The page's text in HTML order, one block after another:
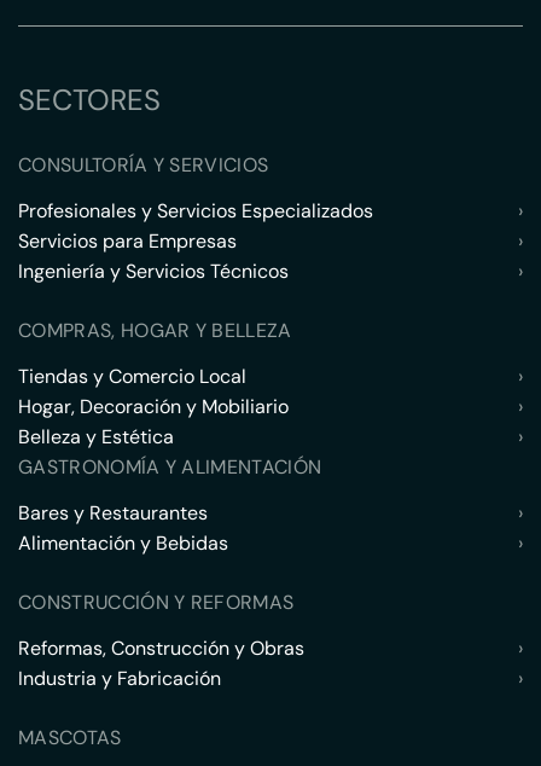
SECTORES
CONSULTORÍA Y SERVICIOS
Profesionales y Servicios Especializados
›
Servicios para Empresas
›
Ingeniería y Servicios Técnicos
›
COMPRAS, HOGAR Y BELLEZA
Tiendas y Comercio Local
›
Hogar, Decoración y Mobiliario
›
Belleza y Estética
›
GASTRONOMÍA Y ALIMENTACIÓN
Bares y Restaurantes
›
Alimentación y Bebidas
›
CONSTRUCCIÓN Y REFORMAS
Reformas, Construcción y Obras
›
Industria y Fabricación
›
MASCOTAS